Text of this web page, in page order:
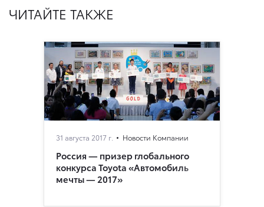
ЧИТАЙТЕ ТАКЖЕ
31 августа 2017 г. Новости Компании
Россия — призер глобального
конкурса Toyota «Автомобиль
мечты — 2017»